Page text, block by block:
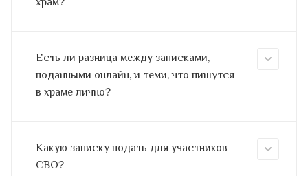
Есть ли разница между записками,
поданными онлайн, и теми, что пишутся
в храме лично?
Какую записку подать для участников
СВО?